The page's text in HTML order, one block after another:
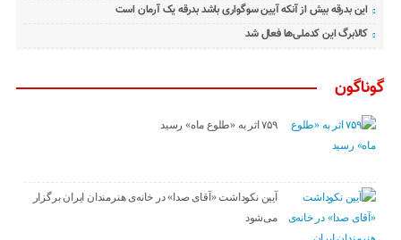
این بدرقه بیش از آنکه آیین سوگواری باشد بدرقه یک آرمان است
کالابرگ این کدملی‌ها فعال شد
گوناگون
۷۵۹ اثر به «طلوع ماه» رسید
آیین نکوداشت «آقای صدا» در خانه‌ی هنرمندان ایران برگزار
می‌شود